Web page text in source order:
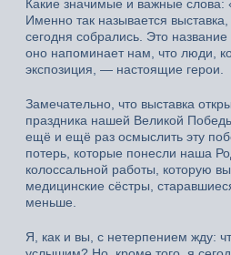
Какие значимые и важные слова:
Именно так называется
сегодня собрались. Это название
оно напоминает нам, что люди,
экспозиция, — настоящие герои.
Замечательно, что выставка
праздника нашей Великой
ещё и ещё раз осмыслить эту
потерь, которые понесли наша
колоссальной работы, которую
медицинские сёстры,
меньше.
Я, как и вы, с нетерпением жду: